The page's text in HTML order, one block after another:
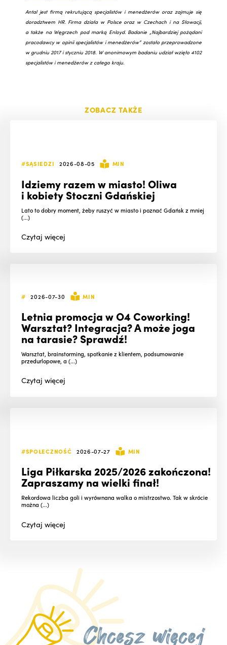
Antal jest firmą rekrutującą specjalistów i menedżerów oraz zajmuje się
doradztwem HR. Firma działa w Polsce oraz w Czechach i na Słowacji,
a także na Węgrzech pod marką Enloyd. Badanie „Najbardziej pożądani
pracodawcy w opinii specjalistów i menedżerów” zostało przeprowadzone
w grudniu 2017 i styczniu 2018. W anonimowym badaniu udział wzięło 4102
specjalistów i menedżerów z całego kraju.
ZOBACZ TAKŻE
#SĄSIEDZI 2026-08-05 MIN
Idziemy razem w miasto! Oliwa
i kobiety Stoczni Gdańskiej
Lato to dobry moment, żeby ruszyć w miasto i poznać Gdańsk z mniej
(...)
Czytajwięcej
# 2026-07-30 MIN
Letnia promocja w O4 Coworking!
Warsztat? Integracja? A może joga
na tarasie? Sprawdź!
Warsztat, brainstorming, spotkanie z klientem, podsumowanie
przedurlopowe, a (...)
Czytajwięcej
#SPOŁECZNOŚĆ 2026-07-27 MIN
Liga Piłkarska 2025/2026 zakończona!
Zapraszamy na wielki finał!
Rekordowa liczba goli i wyrównana walka o mistrzostwo. Tak w skrócie
można (...)
Czytajwięcej